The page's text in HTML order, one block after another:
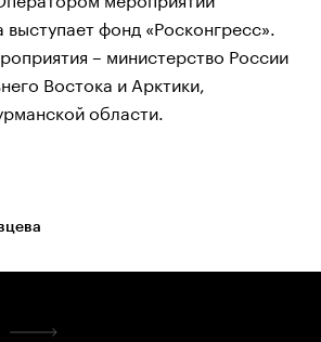
выступает фонд «Росконгресс».
– министерство России
Востока и Арктики,
области.